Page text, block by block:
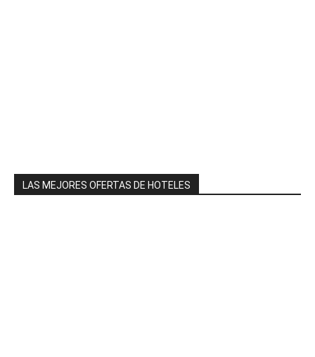
LAS MEJORES OFERTAS DE HOTELES